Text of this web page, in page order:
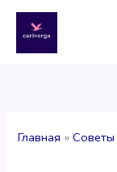
содержимому
Главная Советы